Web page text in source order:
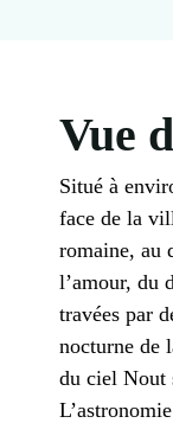
Vue
Situé à
face de la
romaine, au
l’amour, du
travées par
nocturne de
du ciel Nout